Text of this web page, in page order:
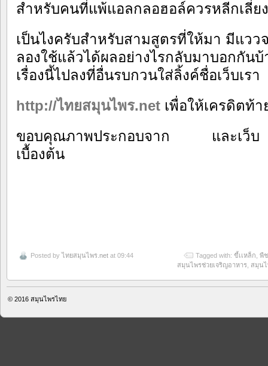
สำหรับคนที่แพ้แอลกลอฮอล์ควรหลีกเลี่ย
เป็นไงครับสำหรับสามสูตรที่ให้มา มีแวว
ลองใช้แล้วได้ผลอย่างไรกลับมาบอกกัน
เรื่องนี้ไปลงที่อื่นรบกวนใส่ลิ้งค์ชื่อเว็บเรา
http://ไทยสมุนไพร.net เพื่อให้เครดิตท้
ขอบคุณภาพประกอบจาก และเว็บ
เบื้องต้น
Posted by ไทยสมุนไพร.net at 09:44 Tagged with: ขี้เเหล็ก, พื
สมุนไพรช่วยเจริญอาหาร, สมุน
© 2016 สมุนไพรไทย